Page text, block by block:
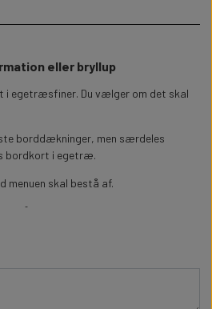
MED LYS
MED TEKST
MED PRINT
FEST
eller bryllup
i egetræsfiner. Du vælger om det skal
borddækninger, men særdeles
bordkort i egetræ.
menuen skal bestå af.
skåret i 4mm egetræsfiner og med
printet, kan i vælge
vælge hvilken farve teksten skal have